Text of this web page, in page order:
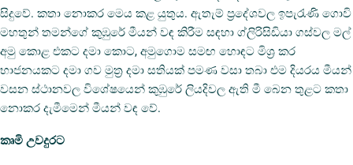
සිදුවේ. කතා නොකර මෙය කළ යුතුය. ඇතැම් ප්‍රදේශවල ඉපැරැණි ගොවි
මහතුන් තමන්ගේ කුඹුරේ මීයන් වඳ කිරීම සඳහා ග්ලිරිසිඩියා ගස්වල මල්
අමු කොළ එකට දමා කොට, අමුගොම සමඟ හොඳට මිශ්‍ර කර
භාජනයකට දමා ගව මුත්‍ර දමා සතියක් පමණ වසා තබා එම දියරය මීයන්
වසන ස්ථානවල විශේෂයෙන් කුඹුරේ ලියදිවල ඇති මී බෙන තුළට කතා
නොකර දැමීමෙන් මීයන් වඳ වේ.
කෘමි උවදුරට